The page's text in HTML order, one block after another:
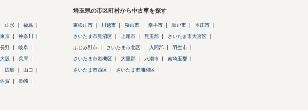
山形 福島
東京 神奈川
長野 岐阜
大阪 兵庫
広島 山口
佐賀 長崎
埼玉県の市区町村から中古車を探す
東松山市 川越市 狭山市 幸手市 坂戸市 本庄市
さいたま市見沼区 上尾市 児玉郡 さいたま市大宮区
ふじみ野市 さいたま市北区 入間郡 羽生市
さいたま市岩槻区 大里郡 八潮市 南埼玉郡
さいたま市西区 さいたま市浦和区